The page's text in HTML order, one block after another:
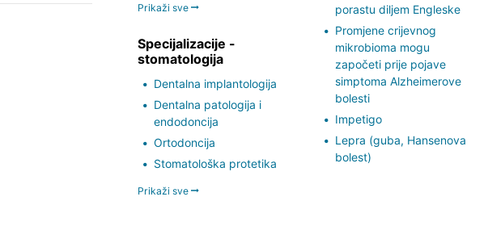
Prikaži sve
Specijalizacije -
stomatologija
Dentalna implantologija
Dentalna patologija i
endodoncija
Ortodoncija
Stomatološka protetika
Prikaži sve
porastu diljem Engleske
Promjene crijevnog
mikrobioma mogu
započeti prije pojave
simptoma Alzheimerove
bolesti
Impetigo
Lepra (guba, Hansenova
bolest)